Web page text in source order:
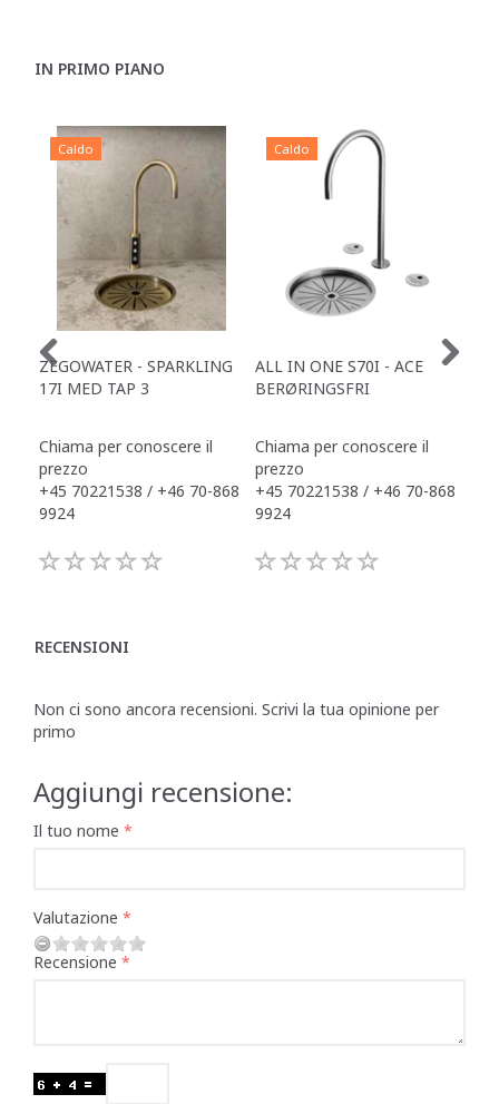
IN PRIMO PIANO
Caldo
ZEGOWATER - SPARKLING
17I MED TAP 3
Chiama per conoscere il
prezzo
+45 70221538 / +46 70-868
9924
Caldo
ALL IN ONE S70I - ACE
BERØRINGSFRI
Chiama per conoscere il
prezzo
+45 70221538 / +46 70-868
9924
RECENSIONI
Non ci sono ancora recensioni. Scrivi la tua opinione per
primo
Aggiungi recensione:
Il tuo nome
Valutazione
Recensione